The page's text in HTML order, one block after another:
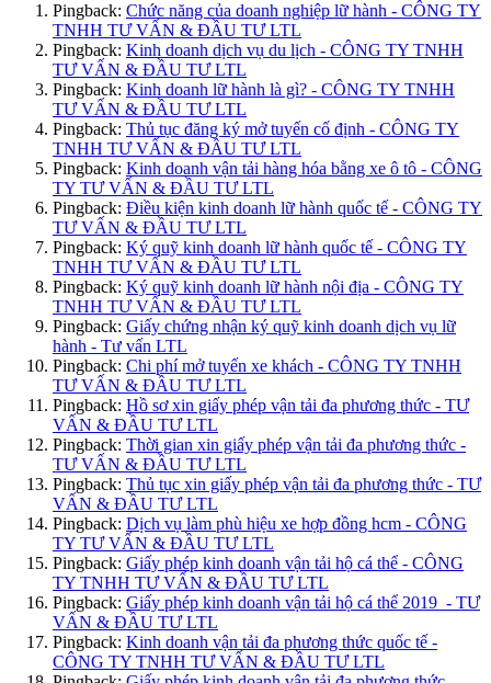
Pingback: Chức năng của doanh nghiệp lữ hành - CÔNG TY
TNHH TƯ VẤN & ĐẦU TƯ LTL
Pingback: Kinh doanh dịch vụ du lịch - CÔNG TY TNHH
TƯ VẤN & ĐẦU TƯ LTL
Pingback: Kinh doanh lữ hành là gì? - CÔNG TY TNHH
TƯ VẤN & ĐẦU TƯ LTL
Pingback: Thủ tục đăng ký mở tuyến cố định - CÔNG TY
TNHH TƯ VẤN & ĐẦU TƯ LTL
Pingback: Kinh doanh vận tải hàng hóa bằng xe ô tô - CÔNG
TY TƯ VẤN & ĐẦU TƯ LTL
Pingback: Điều kiện kinh doanh lữ hành quốc tế - CÔNG TY
TƯ VẤN & ĐẦU TƯ LTL
Pingback: Ký quỹ kinh doanh lữ hành quốc tế - CÔNG TY
TNHH TƯ VẤN & ĐẦU TƯ LTL
Pingback: Ký quỹ kinh doanh lữ hành nội địa - CÔNG TY
TNHH TƯ VẤN & ĐẦU TƯ LTL
Pingback: Giấy chứng nhận ký quỹ kinh doanh dịch vụ lữ
hành - Tư vấn LTL
Pingback: Chi phí mở tuyến xe khách - CÔNG TY TNHH
TƯ VẤN & ĐẦU TƯ LTL
Pingback: Hồ sơ xin giấy phép vận tải đa phương thức - TƯ
VẤN & ĐẦU TƯ LTL
Pingback: Thời gian xin giấy phép vận tải đa phương thức -
TƯ VẤN & ĐẦU TƯ LTL
Pingback: Thủ tục xin giấy phép vận tải đa phương thức - TƯ
VẤN & ĐẦU TƯ LTL
Pingback: Dịch vụ làm phù hiệu xe hợp đồng hcm - CÔNG
TY TƯ VẤN & ĐẦU TƯ LTL
Pingback: Giấy phép kinh doanh vận tải hộ cá thể - CÔNG
TY TNHH TƯ VẤN & ĐẦU TƯ LTL
Pingback: Giấy phép kinh doanh vận tải hộ cá thể 2019 - TƯ
VẤN & ĐẦU TƯ LTL
Pingback: Kinh doanh vận tải đa phương thức quốc tế -
CÔNG TY TNHH TƯ VẤN & ĐẦU TƯ LTL